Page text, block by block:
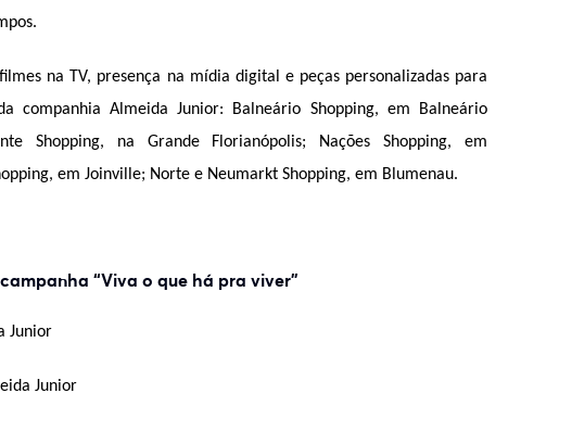
na TV, presença na mídia digital e peças personalizadas para
companhia Almeida Junior: Balneário Shopping, em Balneário
Shopping, na Grande Florianópolis; Nações Shopping, em
em Joinville; Norte e Neumarkt Shopping, em Blumenau.
“Viva o que há pra viver”
Junior
Junior